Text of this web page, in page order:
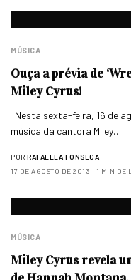
MÚSICA
Ouça a prévia de
Miley Cyrus!
Nesta sexta-feira, 16 de
música da cantora Miley…
POR RAFAELLA FONSECA
17 DE AGOSTO DE 2013
1 MIN DE
MÚSICA
Miley Cyrus revela